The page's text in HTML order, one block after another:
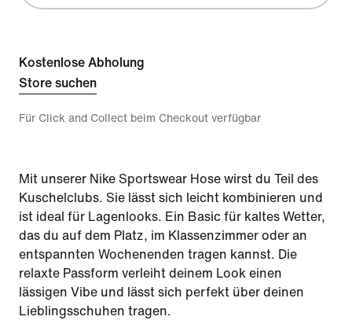
Kostenlose Abholung
Store suchen
Für Click and Collect beim Checkout verfügbar
Mit unserer Nike Sportswear Hose wirst du Teil des
Kuschelclubs. Sie lässt sich leicht kombinieren und
ist ideal für Lagenlooks. Ein Basic für kaltes Wetter,
das du auf dem Platz, im Klassenzimmer oder an
entspannten Wochenenden tragen kannst. Die
relaxte Passform verleiht deinem Look einen
lässigen Vibe und lässt sich perfekt über deinen
Lieblingsschuhen tragen.